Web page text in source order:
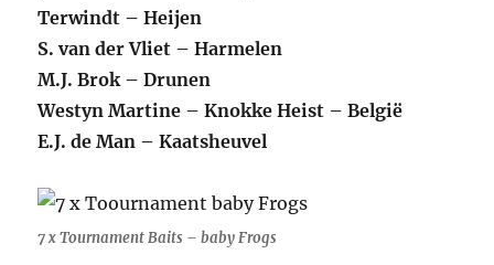
Terwindt – Heijen
S. van der Vliet – Harmelen
M.J. Brok – Drunen
Westyn Martine – Knokke Heist – België
E.J. de Man – Kaatsheuvel
7 x Tournament Baits – baby Frogs